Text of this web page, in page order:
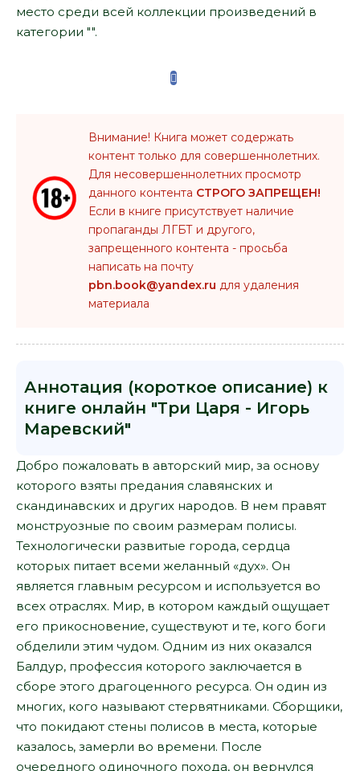
место среди всей коллекции произведений в
категории "".
Внимание! Книга может содержать
контент только для совершеннолетних.
Для несовершеннолетних просмотр
данного контента СТРОГО ЗАПРЕЩЕН!
Если в книге присутствует наличие
пропаганды ЛГБТ и другого,
запрещенного контента - просьба
написать на почту
pbn.book@yandex.ru для удаления
материала
Аннотация (короткое описание) к
книге онлайн "Три Царя - Игорь
Маревский"
Добро пожаловать в авторский мир, за основу
которого взяты предания славянских и
скандинавских и других народов. В нем правят
монструозные по своим размерам полисы.
Технологически развитые города, сердца
которых питает всеми желанный «дух». Он
является главным ресурсом и используется во
всех отраслях. Мир, в котором каждый ощущает
его прикосновение, существуют и те, кого боги
обделили этим чудом. Одним из них оказался
Балдур, профессия которого заключается в
сборе этого драгоценного ресурса. Он один из
многих, кого называют стервятниками. Сборщики,
что покидают стены полисов в места, которые
казалось, замерли во времени. После
очередного одиночного похода, он вернулся